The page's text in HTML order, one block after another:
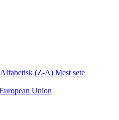
Alfabetisk (Z-A) Mest sete